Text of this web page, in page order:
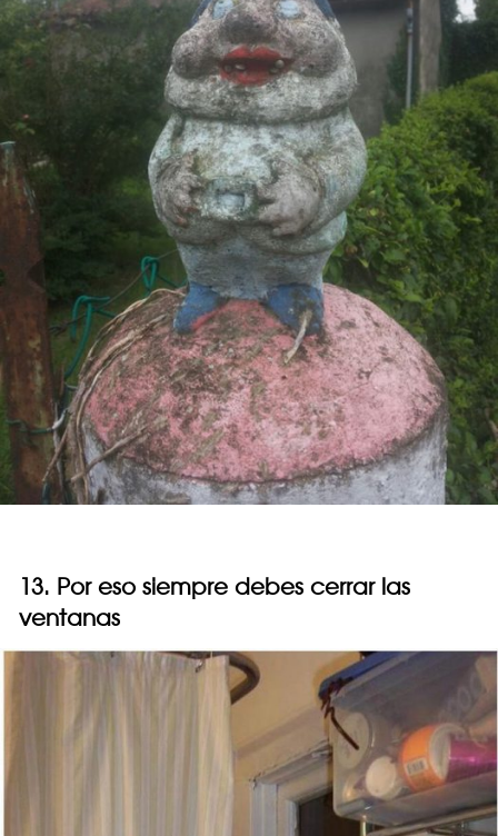
13. Por eso siempre debes cerrar las
ventanas